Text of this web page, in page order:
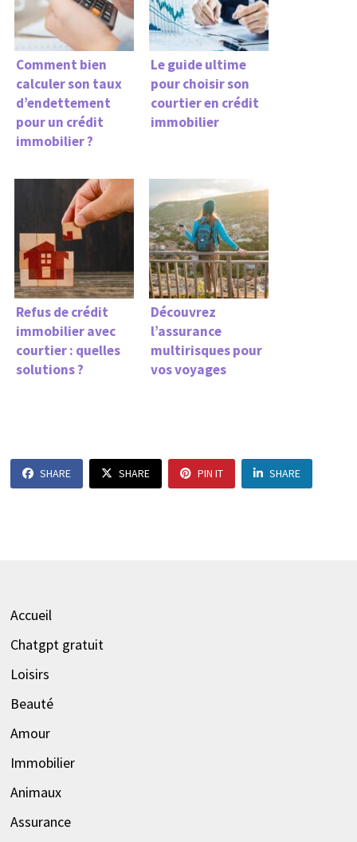
Comment bien
calculer son taux
d’endettement
pour un crédit
immobilier ?
Le guide ultime
pour choisir son
courtier en crédit
immobilier
Refus de crédit
immobilier avec
courtier : quelles
solutions ?
Découvrez
l’assurance
multirisques pour
vos voyages
SHARE SHARE PIN IT SHARE
Accueil
Chatgpt gratuit
Loisirs
Beauté
Amour
Immobilier
Animaux
Assurance